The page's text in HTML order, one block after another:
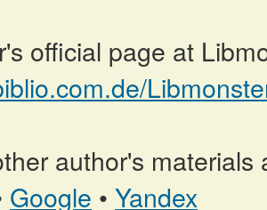
official page at
author's materials
Google • Yandex